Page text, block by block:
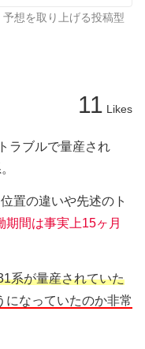
想を取り上げる投稿型
11 Likes
ラブルで量産され
置の違いや先述のト
期間は事実上15ヶ月
系が量産されていた
になっていたのか非常